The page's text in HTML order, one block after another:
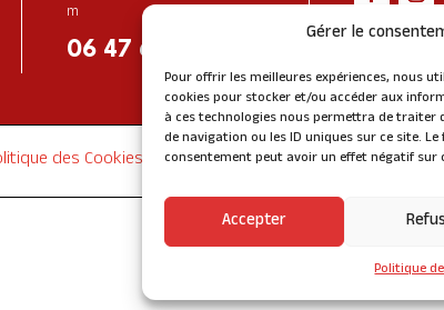
Gérer le
Pour offrir les meilleures expériences, nous
cookies pour stocker et/ou accéder aux
à ces technologies nous permettra de traiter
de navigation ou les ID uniques sur ce site.
consentement peut avoir un effet négatif
Accepter
Politique
m
06 47 68 72 33
des Cookies Design by321 COM